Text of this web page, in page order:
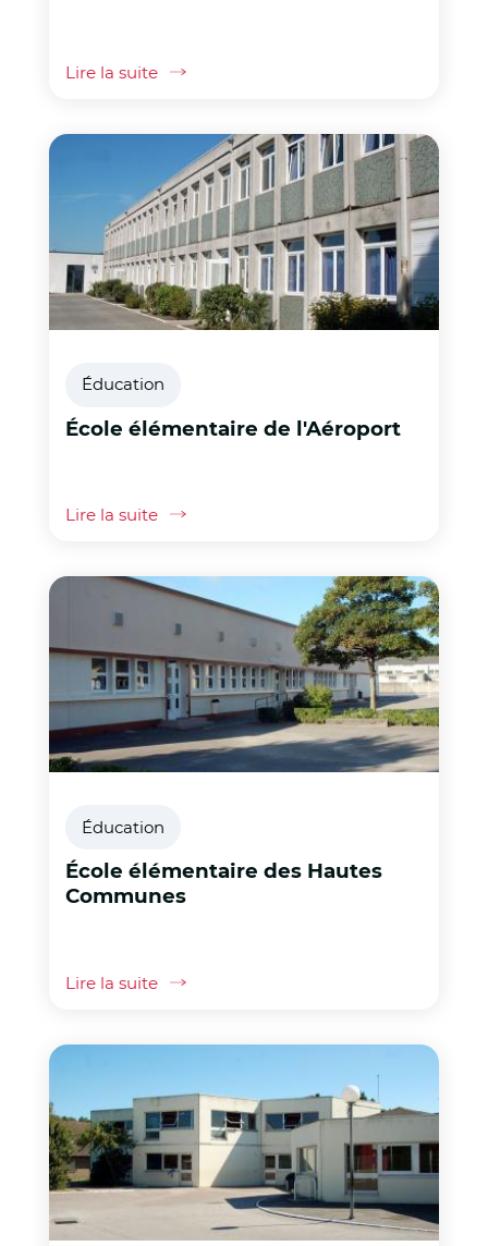
Lire la suite
Éducation
École élémentaire de l'Aéroport
Lire la suite
Éducation
École élémentaire des Hautes
Communes
Lire la suite